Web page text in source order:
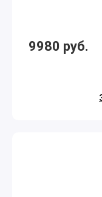
9980 руб.